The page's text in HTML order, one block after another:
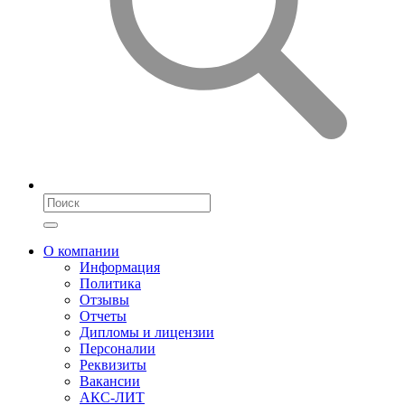
О компании
Информация
Политика
Отзывы
Отчеты
Дипломы и лицензии
Персоналии
Реквизиты
Вакансии
АКС-ЛИТ